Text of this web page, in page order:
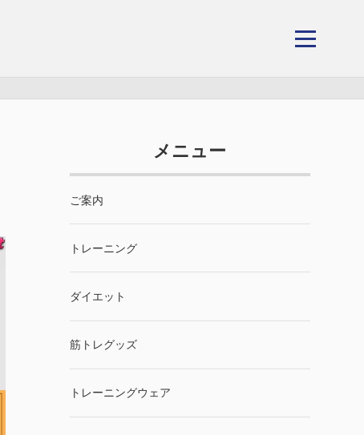
メニュー
ご案内
トレーニング
ダイエット
筋トレグッズ
トレーニングウェア